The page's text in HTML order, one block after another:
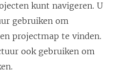
kunt navigeren. U
gebruiken om
projectmap te vinden.
ook gebruiken om